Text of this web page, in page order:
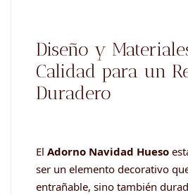
Diseño y
Calidad para un
Duradero
El Adorno Navidad Hueso
ser un elemento decorativo
entrañable, sino también